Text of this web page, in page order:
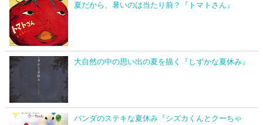
夏だから、暑いのは当たり前？『トマトさん』
大自然の中の思い出の夏を描く『しずかな夏休み』
パンダのステキな夏休み『シズカくんとクーちゃ